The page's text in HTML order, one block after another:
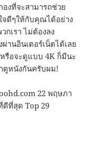
งที่จะสามารถช่วย
จดีๆให้กับคุณได้อย่าง
เรา ไม่ต้องลง
านอินเตอร์เน็ตได้เลย
รือจะดูแบบ 4K ก็มีนะ
ดูหนังกันครับผม!
22 พฤษภา
ดีที่สุด Top 29